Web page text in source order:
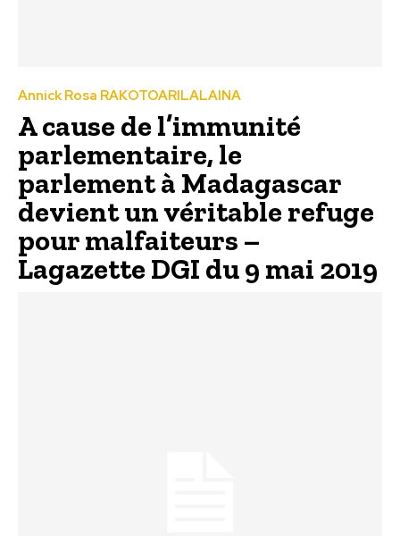
Annick Rosa RAKOTOARILALAINA
A cause de l’immunité
parlementaire, le
parlement à Madagascar
devient un véritable refuge
pour malfaiteurs –
Lagazette DGI du 9 mai 2019